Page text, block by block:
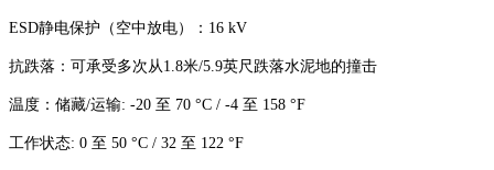
ESD静电保护（空中放电）：16 kV
抗跌落：可承受多次从1.8米/5.9英尺跌落水泥地的撞击
温度：储藏/运输: -20 至 70 °C / -4 至 158 °F
工作状态: 0 至 50 °C / 32 至 122 °F